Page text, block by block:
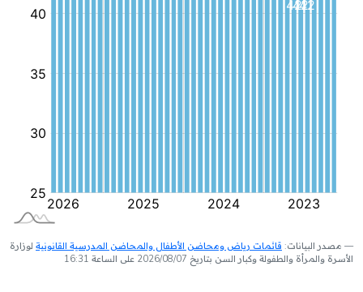
مصدر البيانات: قائمات رياض ومحاضن الأطفال والمحاضن المدرسية القانونية لوزارة
الأسرة والمرأة والطفولة وكبار السن بتاريخ 2026/08/07 على الساعة 16:31